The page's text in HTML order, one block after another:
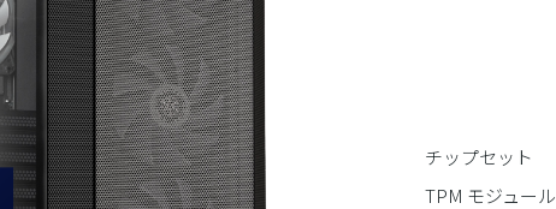
チップセット
TPM モジュール